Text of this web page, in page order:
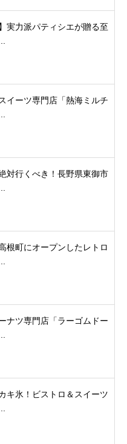
実力派パティシエが贈る至
イーツ専門店「熱海ミルチ
対行くべき！長野県東御市
根町にオープンしたレトロ
ナツ専門店「ラーゴムドー
キ氷！ビストロ＆スイーツ